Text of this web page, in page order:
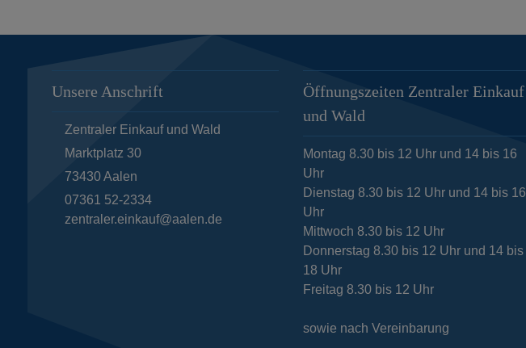
Unsere Anschrift
Zentraler Einkauf und Wald
Marktplatz 30
73430 Aalen
07361 52-2334
zentraler.einkauf@aalen.de
Öffnungszeiten Zentraler Einkauf
und Wald
Montag 8.30 bis 12 Uhr und 14 bis 16
Uhr
Dienstag 8.30 bis 12 Uhr und 14 bis 16
Uhr
Mittwoch 8.30 bis 12 Uhr
Donnerstag 8.30 bis 12 Uhr und 14 bis
18 Uhr
Freitag 8.30 bis 12 Uhr
sowie nach Vereinbarung